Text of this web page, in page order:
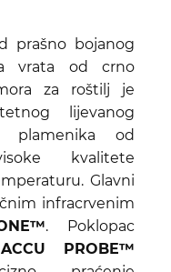
prašno bojanog
vrata od crno
za roštilj je
lijevanog
plamenika od
kvalitete
Glavni
infracrvenim
. Poklopac
ACCU PROBE™